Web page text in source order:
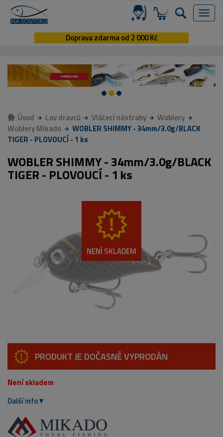
Menu
Doprava zdarma od 2 000 Kč
Úvod Lov dravců Vláčecí nástrahy
Woblery
Woblery Mikado
WOBLER SHIMMY - 34mm/3.0g/BLACK
TIGER - PLOVOUCÍ - 1 ks
WOBLER SHIMMY - 34mm/3.0g/BLACK
TIGER - PLOVOUCÍ - 1 ks
NENÍ SKLADEM
PRODUKT JE DOČASNĚ VYPRODÁN
Není skladem
Další info